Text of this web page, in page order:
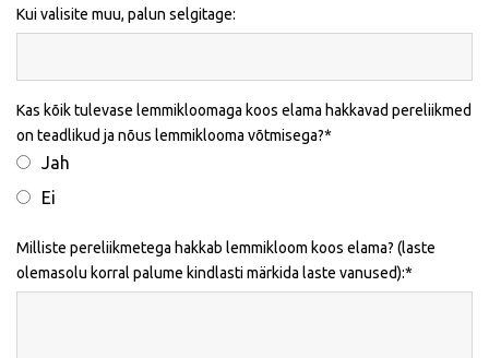
Kui valisite muu, palun selgitage:
Kas kõik tulevase lemmikloomaga koos elama hakkavad pereliikmed
on teadlikud ja nõus lemmiklooma võtmisega?
Jah
Ei
Milliste pereliikmetega hakkab lemmikloom koos elama? (laste
olemasolu korral palume kindlasti märkida laste vanused):